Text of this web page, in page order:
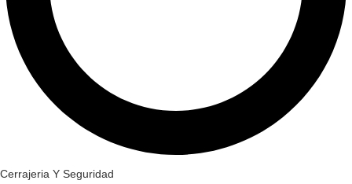
Cerrajeria Y Seguridad